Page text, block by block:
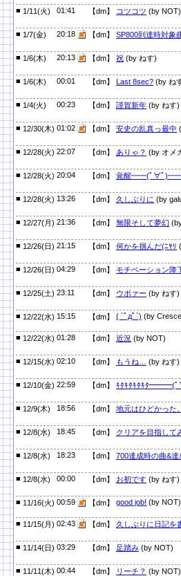
■ 1/11(火) 01:41 【dm】 コツコツ (by NOT)
■ 1/7(金) 20:18 【dm】 SP800到達時対象
■ 1/6(木) 20:13 【dm】 祝 (by ねす)
■ 1/6(木) 00:01 【dm】 Last 8sec? (by ね
■ 1/4(火) 00:23 【dm】 謹賀新年 (by ねす)
■ 12/30(木) 01:02 【dm】 安史の乱真っ最中
■ 12/28(火) 22:07 【dm】 ありゃ？ (by オメ
■ 12/28(火) 20:04 【dm】 覚醒━━(ﾟ∀ﾟ
■ 12/28(火) 13:26 【dm】 久しぶりに (by
■ 12/27(月) 21:36 【dm】 無限そして夢幻
■ 12/26(日) 21:15 【dm】 何かを掴んだ(ﾆﾔﾘ
■ 12/26(日) 04:29 【dm】 モチベーション降
■ 12/25(土) 23:11 【dm】 ウボァー (by ねす)
■ 12/22(水) 15:15 【dm】 ( ´ﾟдﾟ`) (by
■ 12/22(水) 01:28 【dm】 近況 (by NOT)
■ 12/15(水) 02:10 【dm】 もうね… (by ねす)
■ 12/10(金) 22:59 【dm】 ｷﾀｷﾀｷﾀｷﾀ━━━(
■ 12/9(木) 18:56 【dm】 地元はひどかった
■ 12/8(水) 18:45 【dm】 クリアを目指して
■ 12/8(水) 18:23 【dm】 700達成時の曲&達
■ 12/8(水) 00:00 【dm】 お初です (by ねす)
■ 11/16(火) 00:59 【dm】 good job! (by NOT)
■ 11/15(月) 02:43 【dm】 久しぶりに日記を
■ 11/14(日) 03:29 【dm】 足踏み (by NOT)
■ 11/11(木) 00:44 【dm】 リーチ？ (by NOT)